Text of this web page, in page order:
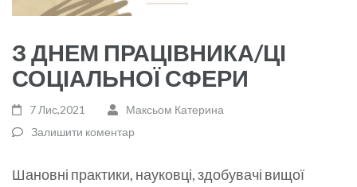
З ДНЕМ ПРАЦІВНИКА/ЦІ
СОЦІАЛЬНОЇ СФЕРИ
7 Лис,2021
Максьом Катерина
Залишити коментар
Шановні практики, науковці, здобувачі вищої